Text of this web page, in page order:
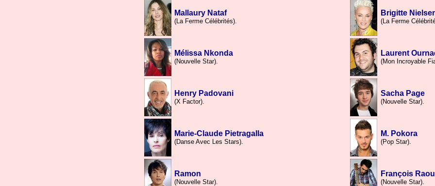
Mallaury Nataf
(La Ferme Célébrités).
Brigitte
(La Ferme
Mélissa Nkonda
(Nouvelle Star).
Laurent
(Mon Incroyable
Henry Padovani
(X Factor).
Sacha Page
(Nouvelle Star).
Marie-Claude Pietragalla
(Danse Avec Les Stars).
M. Pokora
(Pop Star).
Ramon
(Nouvelle Star).
François
(Nouvelle Star).